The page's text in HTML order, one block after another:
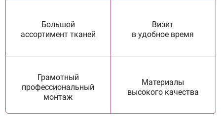
Большой
ассортимент тканей
Визит
в удобное время
Грамотный
профессиональный
монтаж
Материалы
высокого качества